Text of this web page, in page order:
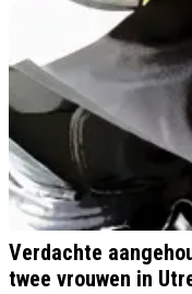
Verdachte
twee vrouwen in